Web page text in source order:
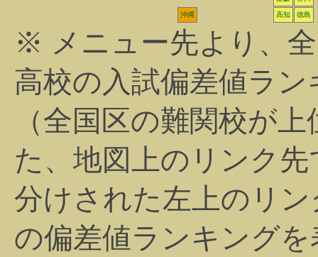
沖縄 高知 徳島
※ メニュー先より、
高校の入試偏差値ラ
（全国区の難関校が
た、地図上のリンク
分けされた左上のリ
の偏差値ランキング